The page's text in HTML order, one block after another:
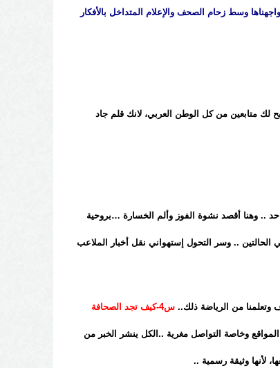
وسط زحام الصحف والإعلام المتداخل بالأفكار
لك متابعين من كل الوطن العربي، لانك قلم جاد
.. وهنا أقصد نشوة الفوز وألم الخسارة …بروحية
.. وسر التحول إستهواني نقل أخبار الملاعب
وتعلمنا من الرياضة ذلك.. س4-كيف تجد الصحافة
وخاصة التواصل مغرية ..الكل ينشر الخبر من
لأنها وثيقة رسمية ..